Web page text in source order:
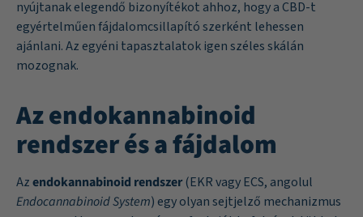
nyújtanak elegendő bizonyítékot ahhoz, hogy a CBD-t
egyértelműen fájdalomcsillapító szerként lehessen
ajánlani. Az egyéni tapasztalatok igen széles skálán
mozognak.
Az endokannabinoid
rendszer és a fájdalom
Azendokannabinoid rendszer(EKR vagy ECS, angolul
Endocannabinoid System) egy olyan sejtjelző mechanizmus